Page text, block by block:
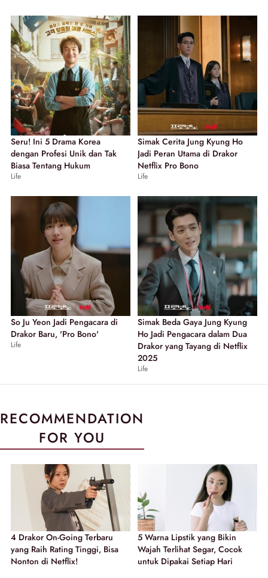
Seru! Ini 5 Drama Korea
dengan Profesi Unik dan Tak
Biasa Tentang Hukum
Life
Simak Cerita Jung Kyung Ho
Jadi Peran Utama di Drakor
Netflix Pro Bono
Life
So Ju Yeon Jadi Pengacara di
Drakor Baru, 'Pro Bono'
Life
Simak Beda Gaya Jung Kyung
Ho Jadi Pengacara dalam Dua
Drakor yang Tayang di Netflix
2025
Life
RECOMMENDATION
FOR YOU
4 Drakor On-Going Terbaru
yang Raih Rating Tinggi, Bisa
Nonton di Netflix!
5 Warna Lipstik yang Bikin
Wajah Terlihat Segar, Cocok
untuk Dipakai Setiap Hari